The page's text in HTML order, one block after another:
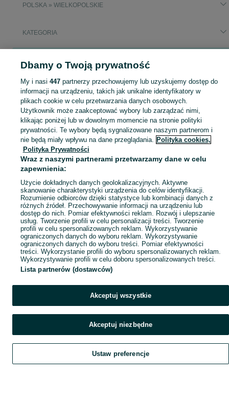
POLSKA » WIELKOPOLSKIE
KATEGORIA
pokaz co masz w pieluszce kupa
Sprzedaż poradników i albumów Wielkopolskie ▶️ kulinaria, sztuka, fotografia i inne ✅ Nowe i używane w super cenach ✌ Kupuj i sprzedawaj na OLX.pl!
Mapa kategorii
Mapa miejscowości
Mapa ministron
Popularne wyszukiwania
Szukaj Obserwujesz Dodaj Czat Konto
Dbamy o Twoją prywatność
My i nasi 447partnerzy przechowujemy lub uzyskujemy dostęp do
informacji na urządzeniu, takich jak unikalne identyfikatory w
plikach cookie w celu przetwarzania danych osobowych.
Użytkownik może zaakceptować wybory lub zarządzać nimi,
klikając poniżej lub w dowolnym momencie na stronie polityki
prywatności. Te wybory będą sygnalizowane naszym partnerom i
nie będą miały wpływu na dane przeglądania. Polityka cookies,
Polityka Prywatności
Wraz z naszymi partnerami przetwarzamy dane w celu
zapewnienia:
Użycie dokładnych danych geolokalizacyjnych. Aktywne
skanowanie charakterystyki urządzenia do celów identyfikacji.
Rozumienie odbiorców dzięki statystyce lub kombinacji danych z
różnych źródeł. Przechowywanie informacji na urządzeniu lub
dostęp do nich. Pomiar efektywności reklam. Rozwój i ulepszanie
usług. Tworzenie profili w celu personalizacji treści. Tworzenie
profili w celu spersonalizowanych reklam. Wykorzystywanie
ograniczonych danych do wyboru reklam. Wykorzystywanie
ograniczonych danych do wyboru treści. Pomiar efektywności
treści. Wykorzystanie profili do wyboru spersonalizowanych reklam.
Wykorzystywanie profili w celu doboru spersonalizowanych treści.
Lista partnerów (dostawców)
Akceptuj wszystkie
Akceptuj niezbędne
Ustaw preferencje